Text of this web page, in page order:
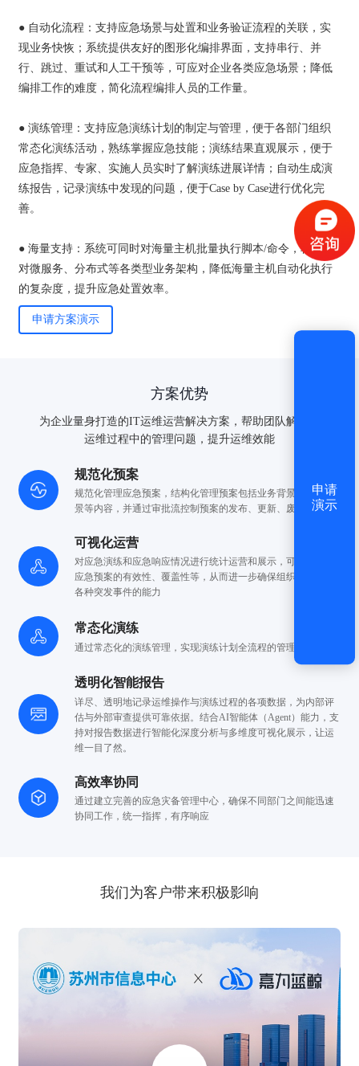
● 自动化流程：支持应急场景与处置和业务验证流程的关联，实
现业务快恢；系统提供友好的图形化编排界面，支持串行、并
行、跳过、重试和人工干预等，可应对企业各类应急场景；降低
编排工作的难度，简化流程编排人员的工作量。
● 演练管理：支持应急演练计划的制定与管理，便于各部门组织
常态化演练活动，熟练掌握应急技能；演练结果直观展示，便于
应急指挥、专家、实施人员实时了解演练进展详情；自动生成演
练报告，记录演练中发现的问题，便于Case by Case进行优化完
善。
● 海量支持：系统可同时对海量主机批量执行脚本/命令，轻松应
对微服务、分布式等各类型业务架构，降低海量主机自动化执行
的复杂度，提升应急处置效率。
申请方案演示
方案优势
为企业量身打造的IT运维运营解决方案，帮助团队解决IT
运维过程中的管理问题，提升运维效能
规范化预案
规范化管理应急预案，结构化管理预案包括业务背景、应急 场
景等内容，并通过审批流控制预案的发布、更新、废止过程
可视化运营
对应急演练和应急响应情况进行统计运营和展示，可视化
应急预案的有效性、覆盖性等，从而进一步确保组织具备应对
各种突发事件的能力
常态化演练
通过常态化的演练管理，实现演练计划全流程的管理和实施
透明化智能报告
详尽、透明地记录运维操作与演练过程的各项数据，为内部评
估与外部审查提供可靠依据。结合AI智能体（Agent）能力，支
持对报告数据进行智能化深度分析与多维度可视化展示，让运
维一目了然。
高效率协同
通过建立完善的应急灾备管理中心，确保不同部门之间能迅速
协同工作，统一指挥，有序响应
我们为客户带来积极影响
验证码登录 密码登录
获取验证码
申请
演示